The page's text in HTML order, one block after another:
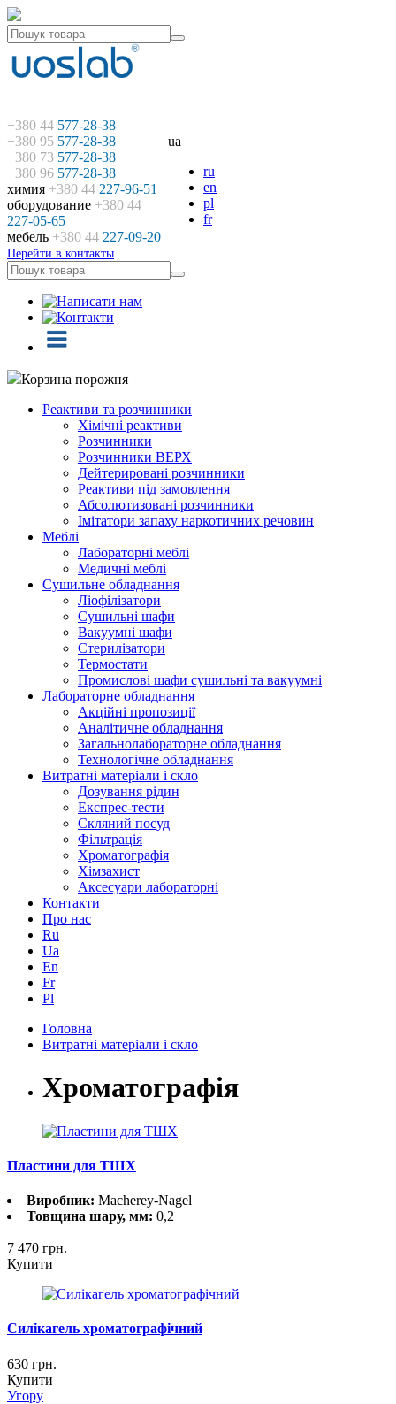
ua
ru
en
pl
fr
+380 44 577-28-38
+380 95 577-28-38
+380 73 577-28-38
+380 96 577-28-38
химия +380 44 227-96-51
оборудование +380 44
227-05-65
мебель +380 44 227-09-20
Перейти в контакты
Корзина порожня
Реактиви та розчинники
Хімічні реактиви
Розчинники
Розчинники ВЕРХ
Дейтерировані розчинники
Реактиви під замовлення
Абсолютизовані розчинники
Імітатори запаху наркотичних речовин
Меблі
Лабораторні меблі
Медичні меблі
Сушильне обладнання
Ліофілізатори
Сушильні шафи
Вакуумні шафи
Стерилізатори
Термостати
Промислові шафи сушильні та вакуумні
Лабораторне обладнання
Акційні пропозиції
Аналітичне обладнання
Загальнолабораторне обладнання
Технологічне обладнання
Витратні матеріали і скло
Дозування рідин
Експрес-тести
Скляний посуд
Фільтрація
Хроматографія
Хімзахист
Аксесуари лабораторні
Контакти
Про нас
Ru
Ua
En
Fr
Pl
Головна
Витратні матеріали і скло
Хроматографія
Пластини для ТШХ
Виробник: Macherey-Nagel
Товщина шару, мм: 0,2
7 470 грн.
Купити
Силікагель хроматографічний
630 грн.
Купити
Угору